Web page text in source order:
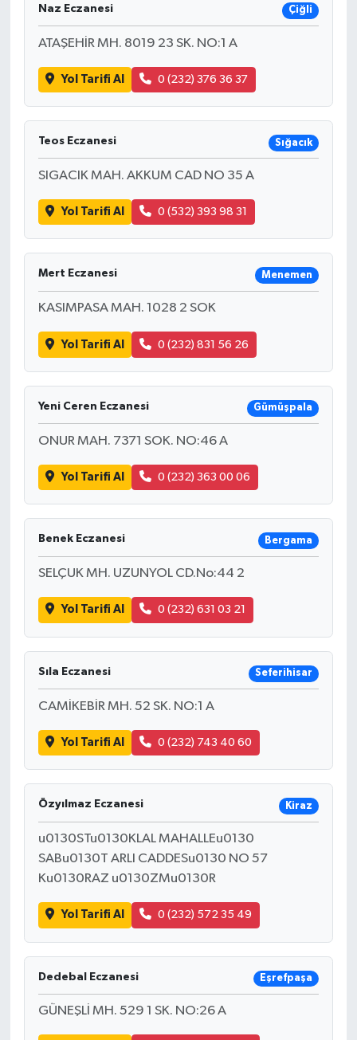
Naz Eczanesi Çiğli
ATAŞEHİR MH. 8019 23 SK. NO:1 A
Yol Tarifi Al 0 (232) 376 36 37
Teos Eczanesi Sığacık
SIGACIK MAH. AKKUM CAD NO 35 A
Yol Tarifi Al 0 (532) 393 98 31
Mert Eczanesi Menemen
KASIMPASA MAH. 1028 2 SOK
Yol Tarifi Al 0 (232) 831 56 26
Yeni Ceren Eczanesi Gümüşpala
ONUR MAH. 7371 SOK. NO:46 A
Yol Tarifi Al 0 (232) 363 00 06
Benek Eczanesi Bergama
SELÇUK MH. UZUNYOL CD.No:44 2
Yol Tarifi Al 0 (232) 631 03 21
Sıla Eczanesi Seferihisar
CAMİKEBİR MH. 52 SK. NO:1 A
Yol Tarifi Al 0 (232) 743 40 60
Özyılmaz Eczanesi Kiraz
u0130STu0130KLAL MAHALLEu0130
SABu0130T ARLI CADDESu0130 NO 57
Ku0130RAZ u0130ZMu0130R
Yol Tarifi Al 0 (232) 572 35 49
Dedebal Eczanesi Eşrefpaşa
GÜNEŞLİ MH. 529 1 SK. NO:26 A